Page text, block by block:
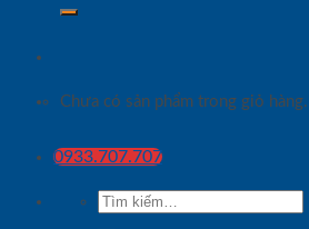
Chưa có sản phẩm trong giỏ hàng.
0933.707.707
Tìm
kiếm: